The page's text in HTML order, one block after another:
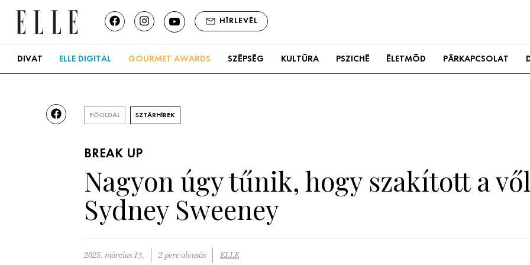
HÍRLEVÉL
DIVAT ELLE DIGITAL GOURMET AWARDS SZÉPSÉG KULTÚRA PSZICHÉ ÉLETMÓD PÁRKAPCSOLAT
FŐOLDAL SZTÁRHÍREK
BREAK UP
Nagyon úgy tűnik, hogy szakított a
Sydney Sweeney
2025. március 13. 2 perc olvasás ELLE